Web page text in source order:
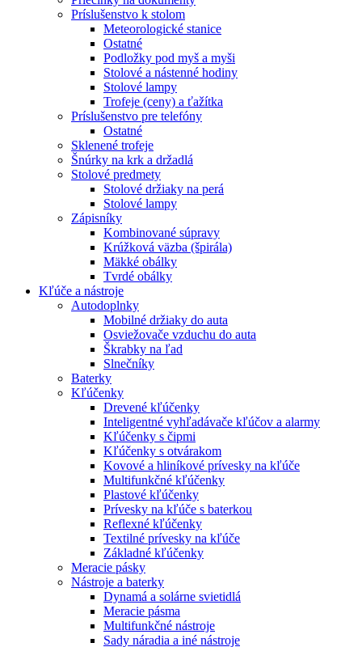
Príslušenstvo k stolom
Meteorologické stanice
Ostatné
Podložky pod myš a myši
Stolové a nástenné hodiny
Stolové lampy
Trofeje (ceny) a ťažítka
Príslušenstvo pre telefóny
Ostatné
Sklenené trofeje
Šnúrky na krk a držadlá
Stolové predmety
Stolové držiaky na perá
Stolové lampy
Zápisníky
Kombinované súpravy
Krúžková väzba (špirála)
Mäkké obálky
Tvrdé obálky
Kľúče a nástroje
Autodoplnky
Mobilné držiaky do auta
Osviežovače vzduchu do auta
Škrabky na ľad
Slnečníky
Baterky
Kľúčenky
Drevené kľúčenky
Inteligentné vyhľadávače kľúčov a alarmy
Kľúčenky s čipmi
Kľúčenky s otvárakom
Kovové a hliníkové prívesky na kľúče
Multifunkčné kľúčenky
Plastové kľúčenky
Prívesky na kľúče s baterkou
Reflexné kľúčenky
Textilné prívesky na kľúče
Základné kľúčenky
Meracie pásky
Nástroje a baterky
Dynamá a solárne svietidlá
Meracie pásma
Multifunkčné nástroje
Sady náradia a iné nástroje